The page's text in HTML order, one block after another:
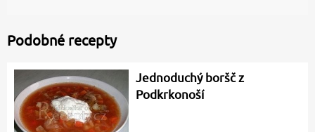
Podobné recepty
Jednoduchý boršč z
Podkrkonoší